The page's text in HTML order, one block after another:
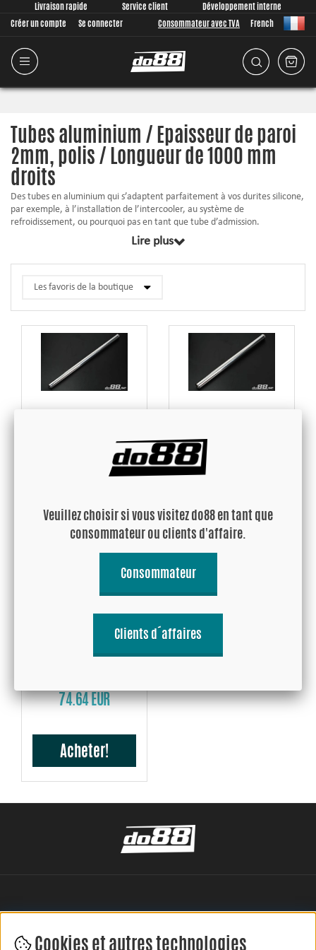
Livraison rapide Service client
Développement interne
Créer un compte
Se connecter Consommateur avec TVA French
Tubes aluminium / Epaisseur de paroi
2mm, polis / Longueur de 1000 mm
droits
Des tubes en aluminium qui s’adaptent parfaitement à vos durites silicone,
par exemple, à l’installation de l’intercooler, au système de
refroidissement, ou pourquoi pas en tant que tube d’admission.
Des bords feuillés de sorte que le durite ne glisse pas
Lire plus
Acheter! Acheter!
74.64 EUR
Acheter!
Cookies et autres technologies
Veuillez choisir si vous visitez do88 en tant que
consommateur ou clients d'affaire.
Consommateur
Clients d´affaires